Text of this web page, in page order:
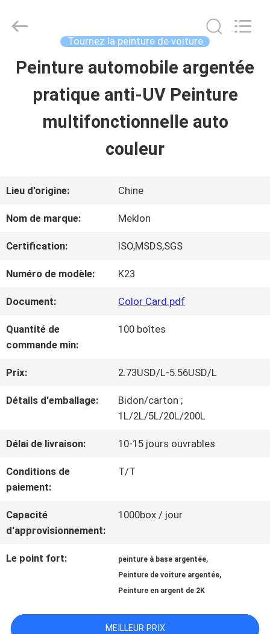
APERÇU
PRODUITS
PROPOS
NOUS
VISITE
CONTRÔLE
QUALITÉ
CONTACT
DEMANDE
Meklon
Tournez la peinture de voiture
Peinture automobile argentée
pratique anti-UV Peinture
multifonctionnelle auto
couleur
Lieu d'origine: Chine
Nom de marque: Meklon
Certification: ISO,MSDS,SGS
Numéro de modèle: K23
Document: Color Card.pdf
Quantité de
commande min:
100 boîtes
Prix: 2.73USD/L-5.56USD/L
Détails d'emballage:
Bidon/carton ;
1L/2L/5L/20L/200L
Délai de livraison: 10-15 jours ouvrables
Conditions de
paiement:
T/T
Capacité
d'approvisionnement:
1000box / jour
Le point fort: peinture à base argentée,
Peinture de voiture argentée,
Peinture en argent de 2K
MEILLEUR PRIX